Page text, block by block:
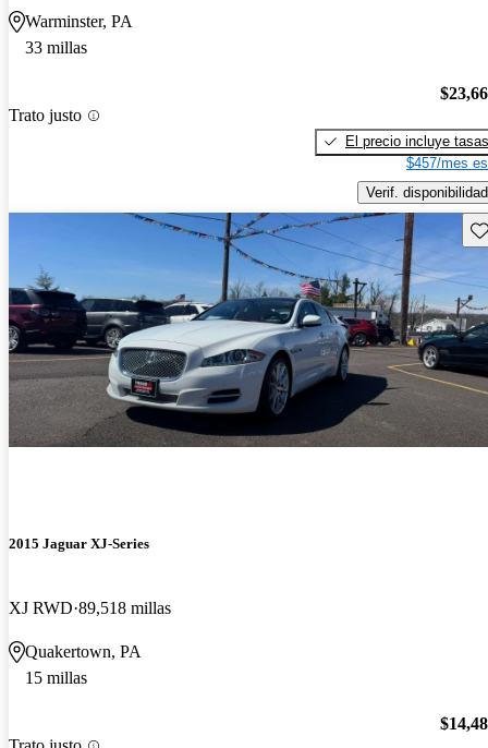
Warminster, PA
33 millas
Trato justo
El precio incluye tasas
$457/mes
Verif. disponibilidad
2015 Jaguar XJ-Series
XJ RWD 89,518 millas
Quakertown, PA
15 millas